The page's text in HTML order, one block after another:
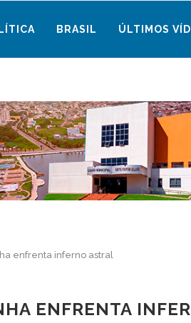
BRASIL ÚLTIMOS
enfrenta inferno astral
ENFRENTA